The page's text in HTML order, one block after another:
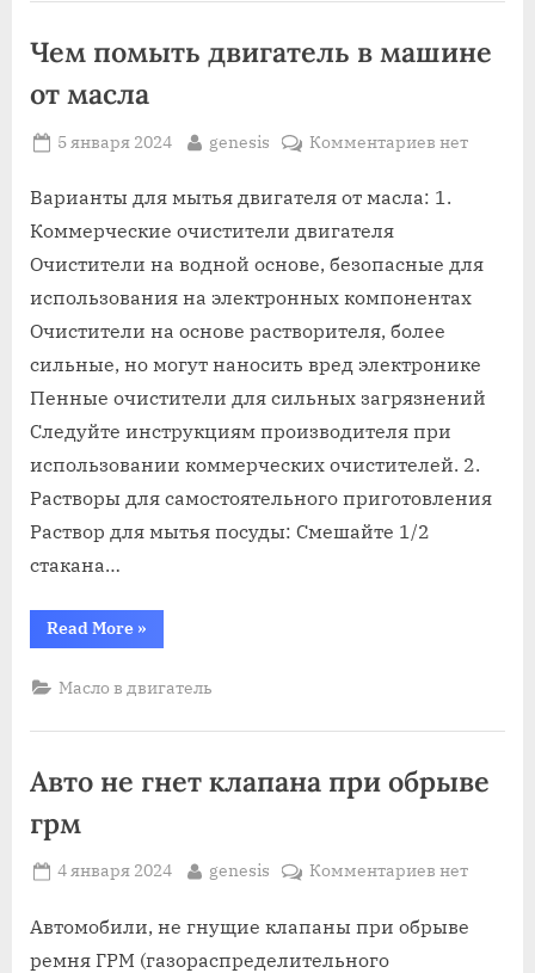
Чем помыть двигатель в машине
от масла
Posted
5 января 2024 By
genesis Комментариевк
Чем
в
машине
от
масла
нет
Варианты для мытья двигателя от масла: 1.
Коммерческие очистители двигателя
Очистители на водной основе, безопасные для
использования на электронных компонентах
Очистители на основе растворителя, более
сильные, но могут наносить вред электронике
Пенные очистители для сильных загрязнений
Следуйте инструкциям производителя при
использовании коммерческих очистителей. 2.
Растворы для самостоятельного приготовления
Раствор для мытья посуды: Смешайте 1/2
стакана…
Read More“Чем
помыть
машине
масла”
»
Масло в двигатель
Авто не гнет клапана при обрыве
грм
Posted
4 января 2024 By
genesis Комментариевк
Авто
нет
Автомобили, не гнущие клапаны при обрыве
ремня ГРМ (газораспределительного